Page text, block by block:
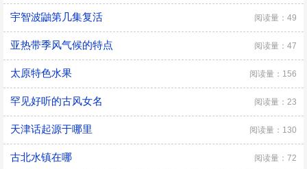
宇智波鼬第几集复活 阅读量：49
亚热带季风气候的特点 阅读量：47
太原特色水果 阅读量：156
罕见好听的古风女名 阅读量：23
天津话起源于哪里 阅读量：130
古北水镇在哪 阅读量：72